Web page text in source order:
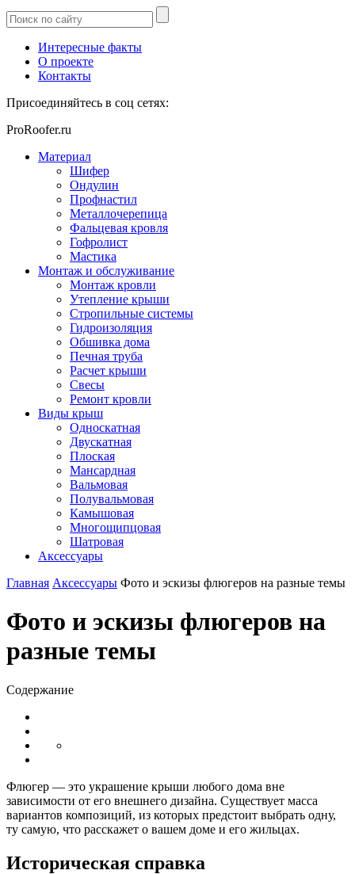
Интересные факты
О проекте
Контакты
Присоединяйтесь в соц сетях:
ProRoofer.ru
Материал
Шифер
Ондулин
Профнастил
Металлочерепица
Фальцевая кровля
Гофролист
Мастика
Монтаж и обслуживание
Монтаж кровли
Утепление крыши
Стропильные системы
Гидроизоляция
Обшивка дома
Печная труба
Расчет крыши
Свесы
Ремонт кровли
Виды крыш
Односкатная
Двускатная
Плоская
Мансардная
Вальмовая
Полувальмовая
Камышовая
Многощипцовая
Шатровая
Аксессуары
Главная Аксессуары Фото и эскизы флюгеров на разные темы
Фото и эскизы флюгеров на
разные темы
Содержание
Флюгер — это украшение крыши любого дома вне
зависимости от его внешнего дизайна. Существует масса
вариантов композиций, из которых предстоит выбрать одну,
ту самую, что расскажет о вашем доме и его жильцах.
Историческая справка